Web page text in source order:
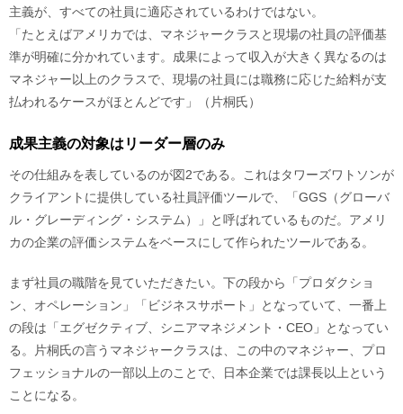
主義が、すべての社員に適応されているわけではない。
「たとえばアメリカでは、マネジャークラスと現場の社員の評価基
準が明確に分かれています。成果によって収入が大きく異なるのは
マネジャー以上のクラスで、現場の社員には職務に応じた給料が支
払われるケースがほとんどです」（片桐氏）
成果主義の対象はリーダー層のみ
その仕組みを表しているのが図2である。これはタワーズワトソンが
クライアントに提供している社員評価ツールで、「GGS（グローバ
ル・グレーディング・システム）」と呼ばれているものだ。アメリ
カの企業の評価システムをベースにして作られたツールである。
まず社員の職階を見ていただきたい。下の段から「プロダクショ
ン、オペレーション」「ビジネスサポート」となっていて、一番上
の段は「エグゼクティブ、シニアマネジメント・CEO」となってい
る。片桐氏の言うマネジャークラスは、この中のマネジャー、プロ
フェッショナルの一部以上のことで、日本企業では課長以上という
ことになる。